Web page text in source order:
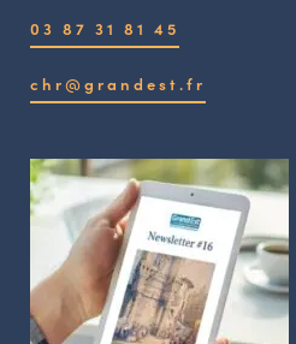
03 87 31 81 45
chr@grandest.fr